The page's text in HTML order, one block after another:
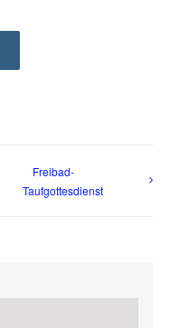
Freibad-
Taufgottesdienst